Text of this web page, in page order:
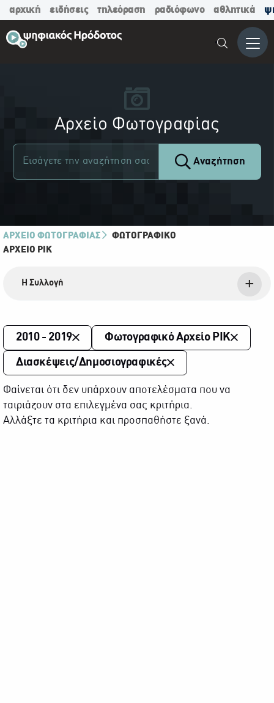
αρχική ειδήσεις τηλεόραση ραδιόφωνο αθλητικά
Μενού
Αρχείο Φωτογραφίας
Αναζήτηση
ΑΡΧΕΙΟ ΦΩΤΟΓΡΑΦΙΑΣ
ΦΩΤΟΓΡΑΦΙΚΌ
ΑΡΧΕΊΟ ΡΙΚ
Η Συλλογή
2010 - 2019 Φωτογραφικό Αρχείο ΡΙΚ
Διασκέψεις/Δημοσιογραφικές
Φαίνεται ότι δεν υπάρχουν αποτελέσματα που να
ταιριάζουν στα επιλεγμένα σας κριτήρια.
Αλλάξτε τα κριτήρια και προσπαθήστε ξανά.